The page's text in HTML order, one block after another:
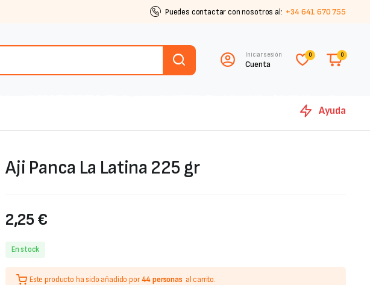
Puedes contactar con nosotros al: +34 641 670 755
Iniciar sesión
Cuenta
0 0
Ayuda
Aji Panca La Latina 225 gr
2,25€
En stock
Este producto ha sido añadido por44 personas al carrito.